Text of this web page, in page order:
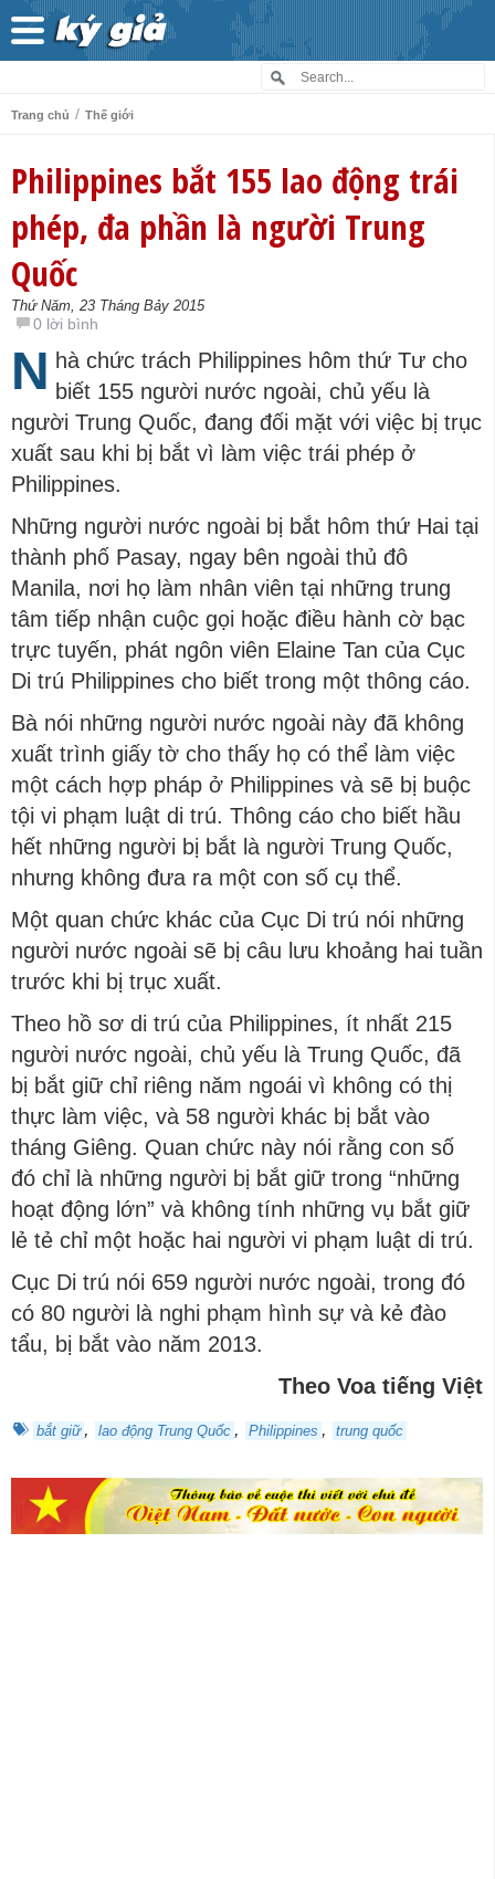
Trang chủ / Thế giới
Philippines bắt 155 lao động trái
phép, đa phần là người Trung
Quốc
Thứ Năm, 23 Tháng Bảy 2015
0 lời bình
N hà chức trách Philippines hôm thứ Tư cho
biết 155 người nước ngoài, chủ yếu là
người Trung Quốc, đang đối mặt với việc bị trục
xuất sau khi bị bắt vì làm việc trái phép ở
Philippines.
Những người nước ngoài bị bắt hôm thứ Hai tại
thành phố Pasay, ngay bên ngoài thủ đô
Manila, nơi họ làm nhân viên tại những trung
tâm tiếp nhận cuộc gọi hoặc điều hành cờ bạc
trực tuyến, phát ngôn viên Elaine Tan của Cục
Di trú Philippines cho biết trong một thông cáo.
Bà nói những người nước ngoài này đã không
xuất trình giấy tờ cho thấy họ có thể làm việc
một cách hợp pháp ở Philippines và sẽ bị buộc
tội vi phạm luật di trú. Thông cáo cho biết hầu
hết những người bị bắt là người Trung Quốc,
nhưng không đưa ra một con số cụ thể.
Một quan chức khác của Cục Di trú nói những
người nước ngoài sẽ bị câu lưu khoảng hai tuần
trước khi bị trục xuất.
Theo hồ sơ di trú của Philippines, ít nhất 215
người nước ngoài, chủ yếu là Trung Quốc, đã
bị bắt giữ chỉ riêng năm ngoái vì không có thị
thực làm việc, và 58 người khác bị bắt vào
tháng Giêng. Quan chức này nói rằng con số
đó chỉ là những người bị bắt giữ trong “những
hoạt động lớn” và không tính những vụ bắt giữ
lẻ tẻ chỉ một hoặc hai người vi phạm luật di trú.
Cục Di trú nói 659 người nước ngoài, trong đó
có 80 người là nghi phạm hình sự và kẻ đào
tẩu, bị bắt vào năm 2013.
Theo Voa tiếng Việt
bắt giữ , lao động Trung Quốc , Philippines , trung quốc